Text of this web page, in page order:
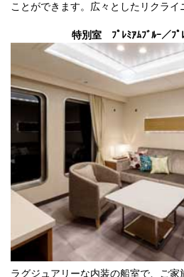
ことができます。広々としたリクライ
特別室 ﾌﾟﾚﾐｱﾑﾌﾞﾙｰ／ﾌﾟ
ラグジュアリーな内装の船室で、ご家